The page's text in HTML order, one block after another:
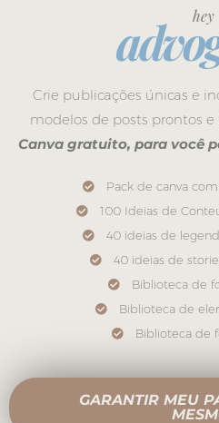
hey
Crie publicações únicas e
modelos de posts prontos
Canva gratuito, para você
Pack de canva
100 Ideias de
40 ideias de
40 ideias de
Biblioteca de
Biblioteca de
Biblioteca de
GARANTIR MEU